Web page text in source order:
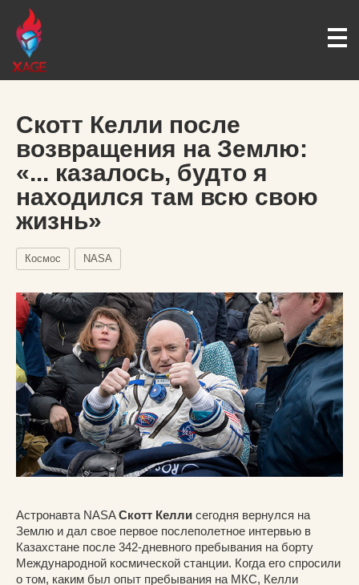
Скотт Келли после
возвращения на Землю:
«... казалось, будто я
находился там всю свою
жизнь»
Космос NASA
Астронавта NASAСкотт Келли сегодня вернулся на
Землю и дал свое первое послеполетное интервью в
Казахстане после 342-дневного пребывания на борту
Международной космической станции. Когда его спросили
о том, каким был опыт пребывания на МКС, Келли